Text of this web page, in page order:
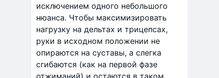
исключением одного небольшого
нюанса. Чтобы максимизировать
нагрузку на дельтах и трицепсах,
руки в исходном положении не
опираются на суставы, а слегка
сгибаются (как на первой фазе
отжиманий) и остаются в таком